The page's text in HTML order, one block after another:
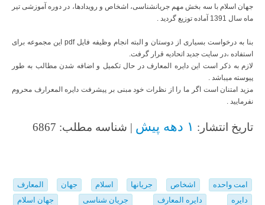
جهان اسلام با سه بخش مهم جریانشناسی، اشخاص و رویدادها، در دوره آموزشی تیر
ماه سال 1391 آماده توزیع گردید .
بنا به درخواست بسیاری از دوستان و البته انجام وظیفه فایل pdf این مجموعه برای
استفاده ،در سایت جدید اتحادیه قرار گرفت.
لازم به ذکر است این دایره المعارف در حال تکمیل و اضافه شدن مطالب به طور
پیوسته میباشد .
مزید امتنان است اگر ما را از نظرات خود مبنی بر پیشرفت دایره المعرارف محروم
نفرمایید .
تاریخ انتشار: ۱ دهه پیش | شناسه مطلب: 6867
امت واحده اشخاص جریانها اسلام جهان
المعارف
دایره
دایره المعارف جریان شناسی
جهان اسلام